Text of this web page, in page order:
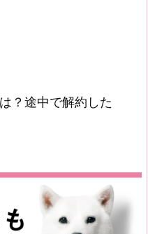
？途中で解約した